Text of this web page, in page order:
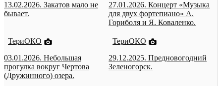
13.02.2026. Закатов мало не
бывает.
27.01.2026. Концерт «Музыка
для двух фортепиано» А.
Гориболя и Я. Коваленко.
ТериОКО
03.01.2026. Небольшая
прогулка вокруг Чертова
(Дружинного) озера.
ТериОКО
29.12.2025. Предновогодний
Зеленогорск.